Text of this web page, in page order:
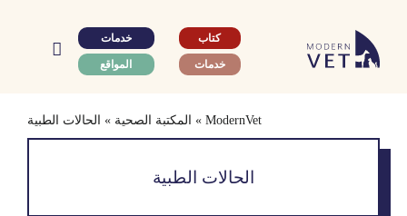
content
كتاب
خدمات
خدمات
المواقع
ModernVet
» المكتبة الصحية » الحالات الطبية
الحالات الطبية